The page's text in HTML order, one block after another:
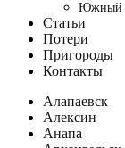
Южный
Статьи
Потери
Пригороды
Контакты
Алапаевск
Алексин
Анапа